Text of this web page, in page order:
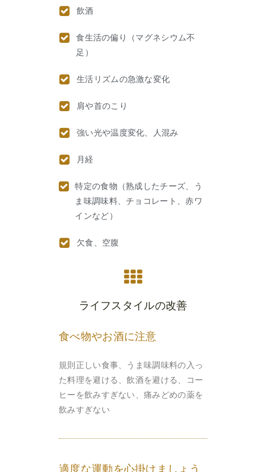
飲酒
食生活の偏り（マグネシウム不
足）
生活リズムの急激な変化
肩や首のこり
強い光や温度変化、人混み
月経
特定の食物（熟成したチーズ、う
ま味調味料、チョコレート、赤ワ
インなど）
欠食、空腹
ライフスタイルの改善
食べ物やお酒に注意
規則正しい食事、うま味調味料の入っ
た料理を避ける、飲酒を避ける、コー
ヒーを飲みすぎない、痛みどめの薬を
飲みすぎない
適度な運動を心掛けましょう